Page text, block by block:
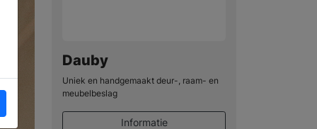
Dauby
Uniek en handgemaakt deur-, raam- en
meubelbeslag
Informatie